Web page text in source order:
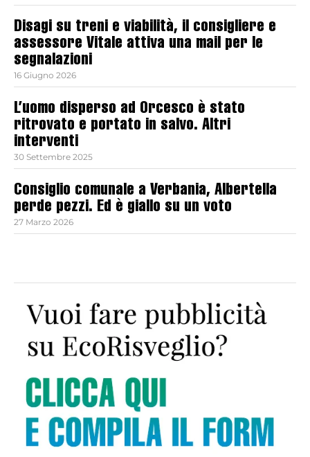
Disagi su treni e viabilità, il consigliere e
assessore Vitale attiva una mail per le
segnalazioni
16 Giugno 2026
L’uomo disperso ad Orcesco è stato
ritrovato e portato in salvo. Altri
interventi
30 Settembre 2025
Consiglio comunale a Verbania, Albertella
perde pezzi. Ed è giallo su un voto
27 Marzo 2026